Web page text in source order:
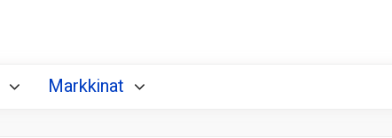
Markkinat